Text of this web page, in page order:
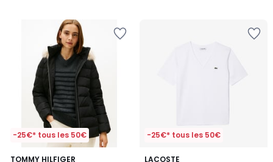
-25€* tous les 50€
TOMMY HILFIGER
5
-25€* tous les 50€
LACOSTE
5